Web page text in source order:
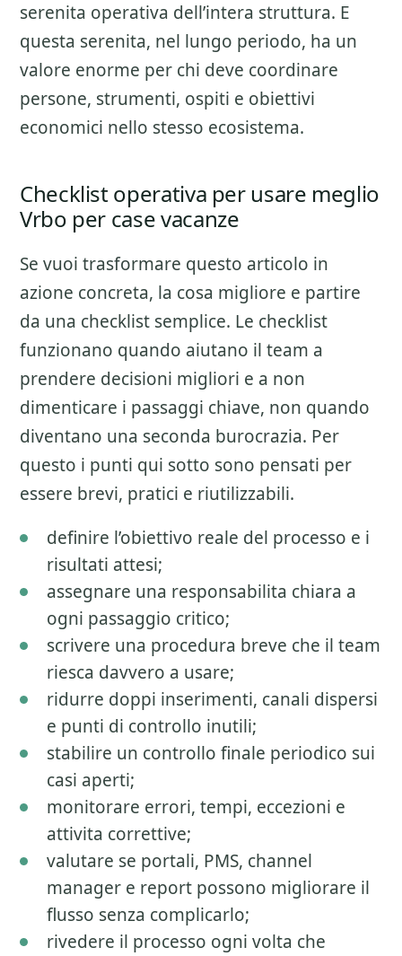
serenita operativa dell’intera struttura. E
questa serenita, nel lungo periodo, ha un
valore enorme per chi deve coordinare
persone, strumenti, ospiti e obiettivi
economici nello stesso ecosistema.
Checklist operativa per usare meglio
Vrbo per case vacanze
Se vuoi trasformare questo articolo in
azione concreta, la cosa migliore e partire
da una checklist semplice. Le checklist
funzionano quando aiutano il team a
prendere decisioni migliori e a non
dimenticare i passaggi chiave, non quando
diventano una seconda burocrazia. Per
questo i punti qui sotto sono pensati per
essere brevi, pratici e riutilizzabili.
definire l’obiettivo reale del processo e i
risultati attesi;
assegnare una responsabilita chiara a
ogni passaggio critico;
scrivere una procedura breve che il team
riesca davvero a usare;
ridurre doppi inserimenti, canali dispersi
e punti di controllo inutili;
stabilire un controllo finale periodico sui
casi aperti;
monitorare errori, tempi, eccezioni e
attivita correttive;
valutare se portali, PMS, channel
manager e report possono migliorare il
flusso senza complicarlo;
rivedere il processo ogni volta che